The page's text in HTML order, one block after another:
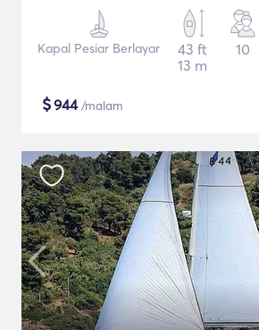
Kapal Pesiar Berlayar
43 ft
13 m
10
$944/malam